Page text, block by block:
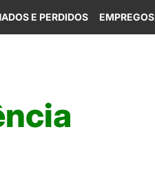
E PERDIDOS EMPREGOS